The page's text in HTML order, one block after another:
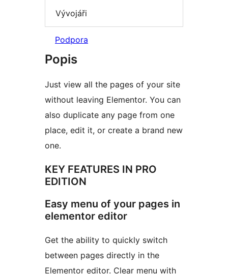
Vývojáři
Podpora
Popis
Just view all the pages of your site
without leaving Elementor. You can
also duplicate any page from one
place, edit it, or create a brand new
one.
KEY FEATURES IN PRO
EDITION
Easy menu of your pages in
elementor editor
Get the ability to quickly switch
between pages directly in the
Elementor editor. Clear menu with